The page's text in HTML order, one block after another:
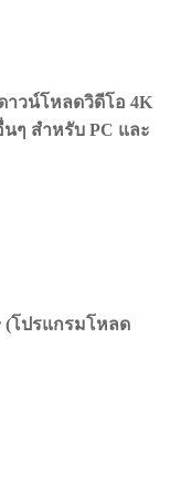
าวน์โหลดวิดีโอ 4K
นๆ สำหรับ PC และ
(โปรแกรมโหลด